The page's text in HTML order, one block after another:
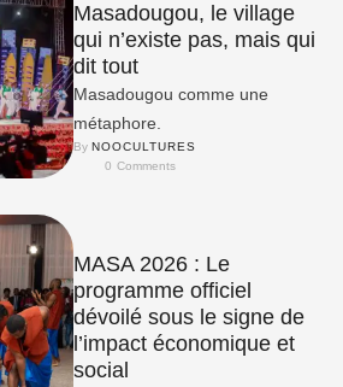
Masadougou, le village
qui n’existe pas, mais qui
dit tout
Masadougou comme une
métaphore.
By NOOCULTURES
0 Comments
MASA 2026 : Le
programme officiel
dévoilé sous le signe de
l’impact économique et
social